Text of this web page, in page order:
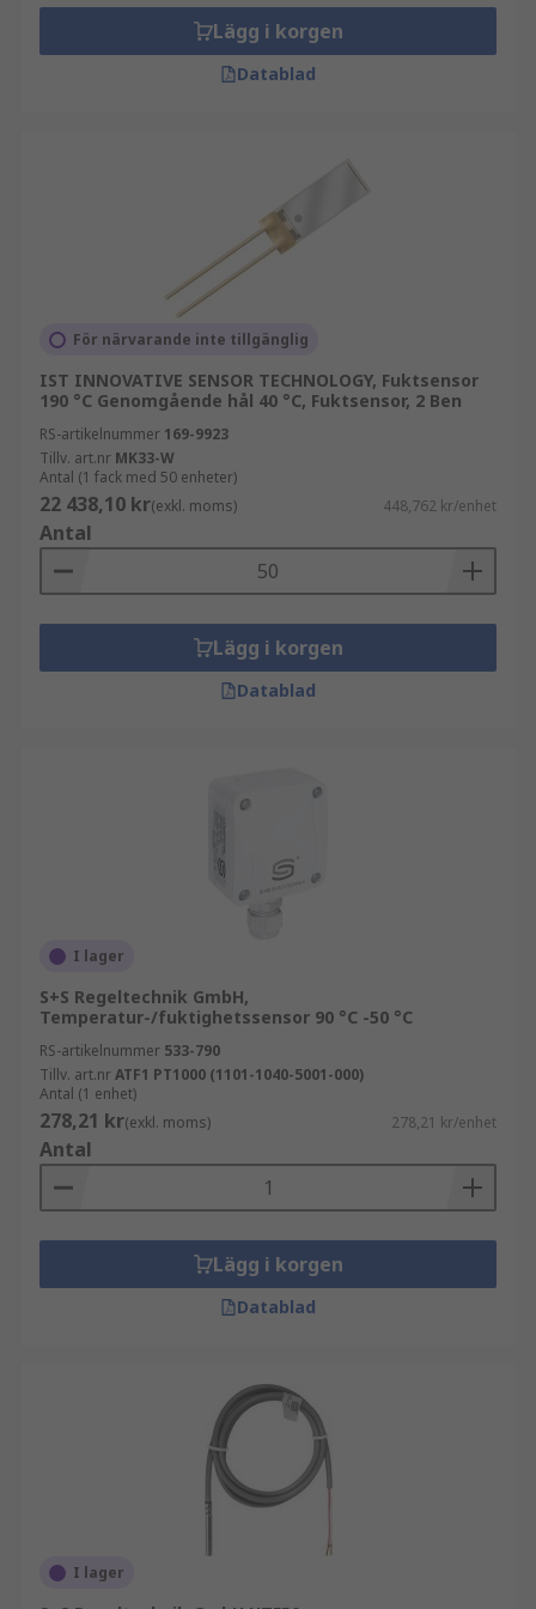
Lägg i korgen
Datablad
För närvarande inte tillgänglig
IST INNOVATIVE SENSOR TECHNOLOGY, Fuktsensor
190 °C Genomgående hål 40 °C, Fuktsensor, 2 Ben
RS-artikelnummer 169-9923
Tillv. art.nr MK33-W
Antal (1 fack med 50 enheter)
22 438,10 kr(exkl. moms) 448,762 kr/enhet
Antal
Lägg i korgen
Datablad
I lager
S+S Regeltechnik GmbH,
Temperatur-/fuktighetssensor 90 °C -50 °C
RS-artikelnummer 533-790
Tillv. art.nrATF1 PT1000 (1101-1040-5001-000)
Antal (1 enhet)
278,21 kr(exkl. moms) 278,21 kr/enhet
Antal
Lägg i korgen
Datablad
I lager